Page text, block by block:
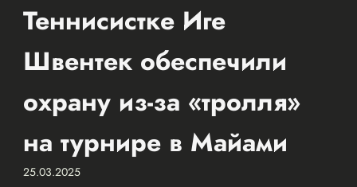
Теннисистке Иге
Швентек обеспечили
охрану из-за «тролля»
на турнире в Майами
25.03.2025